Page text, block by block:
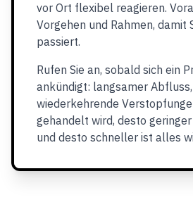
vor Ort flexibel reagieren.
Vorgehen und Rahmen, damit
passiert.
Rufen Sie an, sobald sich ein
ankündigt: langsamer
wiederkehrende
gehandelt wird, desto
und desto schneller ist alles